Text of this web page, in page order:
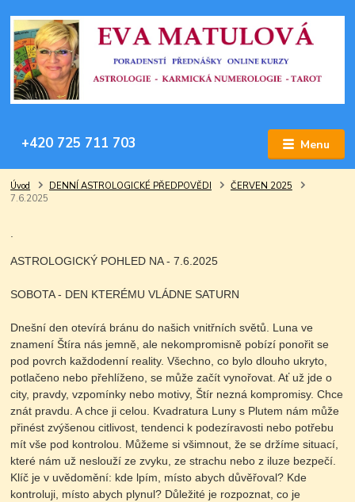
Menu
+420 725 711 703
Úvod DENNÍ ASTROLOGICKÉ PŘEDPOVĚDI
ČERVEN 2025
7.6.2025
.
ASTROLOGICKÝ POHLED NA - 7.6.2025
SOBOTA - DEN KTERÉMU VLÁDNE SATURN
Dnešní den otevírá bránu do našich vnitřních světů. Luna ve
znamení Štíra nás jemně, ale nekompromisně pobízí ponořit se
pod povrch každodenní reality. Všechno, co bylo dlouho ukryto,
potlačeno nebo přehlíženo, se může začít vynořovat. Ať už jde o
city, pravdy, vzpomínky nebo motivy, Štír nezná kompromisy. Chce
znát pravdu. A chce ji celou. Kvadratura Luny s Plutem nám může
přinést zvýšenou citlivost, tendenci k podezíravosti nebo potřebu
mít vše pod kontrolou. Můžeme si všimnout, že se držíme situací,
které nám už neslouží ze zvyku, ze strachu nebo z iluze bezpečí.
Klíč je v uvědomění: kde lpím, místo abych důvěřoval? Kde
kontroluji, místo abych plynul? Důležité je rozpoznat, co je